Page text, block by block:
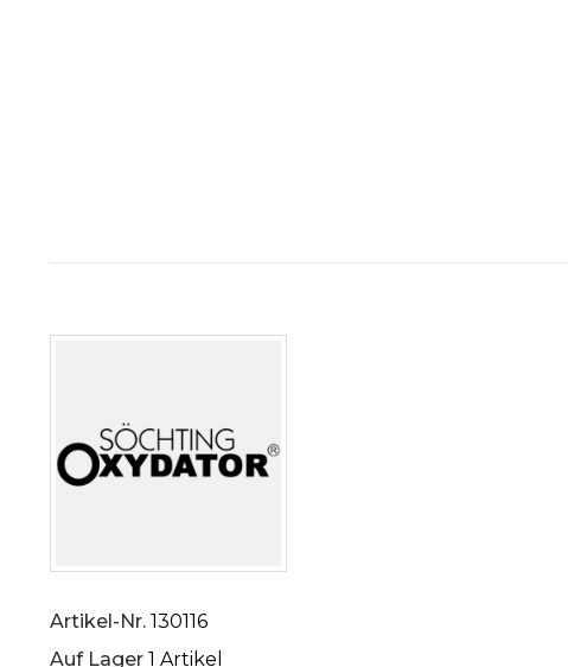
Artikel-Nr. 130116
Auf Lager 1 Artikel